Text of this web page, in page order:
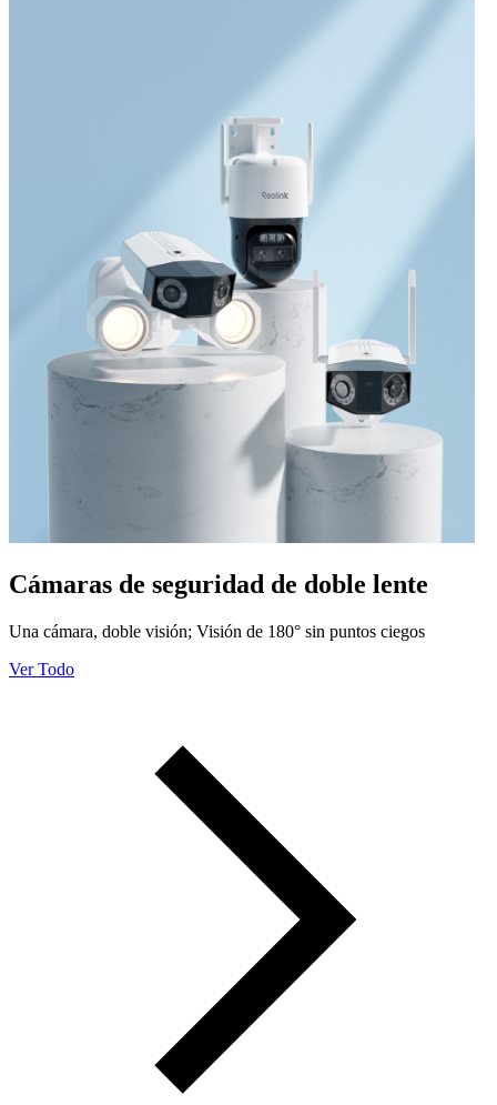
Cámaras de seguridad de doble lente
Una cámara, doble visión; Visión de 180° sin puntos ciegos
Ver Todo